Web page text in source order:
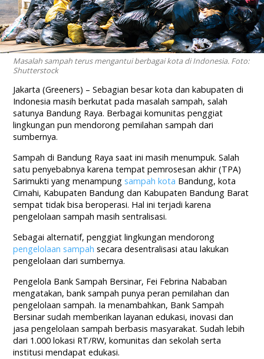
Masalah sampah terus mengantui berbagai kota di Indonesia. Foto:
Shutterstock
Jakarta (Greeners) – Sebagian besar kota dan kabupaten di
Indonesia masih berkutat pada masalah sampah, salah
satunya Bandung Raya. Berbagai komunitas penggiat
lingkungan pun mendorong pemilahan sampah dari
sumbernya.
Sampah di Bandung Raya saat ini masih menumpuk. Salah
satu penyebabnya karena tempat pemrosesan akhir (TPA)
Sarimukti yang menampung sampah kota Bandung, kota
Cimahi, Kabupaten Bandung dan Kabupaten Bandung Barat
sempat tidak bisa beroperasi. Hal ini terjadi karena
pengelolaan sampah masih sentralisasi.
Sebagai alternatif, penggiat lingkungan mendorong
pengelolaan sampah secara desentralisasi atau lakukan
pengelolaan dari sumbernya.
Pengelola Bank Sampah Bersinar, Fei Febrina Nababan
mengatakan, bank sampah punya peran pemilahan dan
pengelolaan sampah. Ia menambahkan, Bank Sampah
Bersinar sudah memberikan layanan edukasi, inovasi dan
jasa pengelolaan sampah berbasis masyarakat. Sudah lebih
dari 1.000 lokasi RT/RW, komunitas dan sekolah serta
institusi mendapat edukasi.